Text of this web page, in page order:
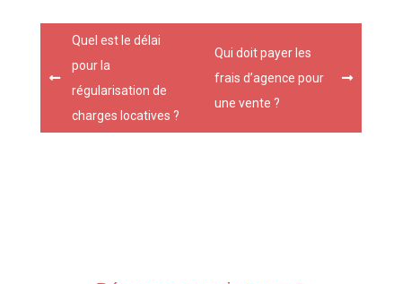
Post
navigation
Quel est le délai
pour la
régularisation de
charges locatives ?
Qui doit payer les
frais d’agence pour
une vente ?